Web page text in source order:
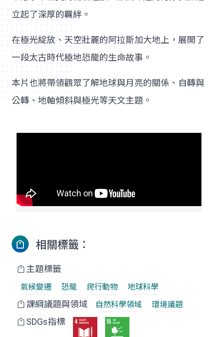
立起了深厚的羈絆。
在極光綻放、天空壯麗的阿拉斯加大地上，展開了
一段太古時代極地恐龍的生命故事。
本片也將帶領觀眾了解地球與月亮的關係、自轉與
公轉、地軸傾斜與極光等天文主題。
相關標籤：
主題標籤
氣候變遷 恐龍 爬行動物 地球科學
課綱議題與領域 自然科學領域 環境議題
SDGs指標